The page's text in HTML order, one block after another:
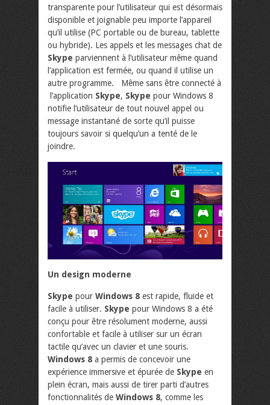
transparente pour l’utilisateur qui est désormais
disponible et joignable peu importe l’appareil
qu’il utilise (PC portable ou de bureau, tablette
ou hybride). Les appels et les messages chat de
Skype parviennent à l’utilisateur même quand
l’application est fermée, ou quand il utilise un
autre programme. Même sans être connecté à
l’application Skype, Skype pour Windows 8
notifie l’utilisateur de tout nouvel appel ou
message instantané de sorte qu’il puisse
toujours savoir si quelqu’un a tenté de le
joindre.
Un design moderne
Skype pour Windows 8 est rapide, fluide et
facile à utiliser. Skype pour Windows 8 a été
conçu pour être résolument moderne, aussi
confortable et facile à utiliser sur un écran
tactile qu’avec un clavier et une souris.
Windows 8 a permis de concevoir une
expérience immersive et épurée de Skype en
plein écran, mais aussi de tirer parti d’autres
fonctionnalités de Windows 8, comme les